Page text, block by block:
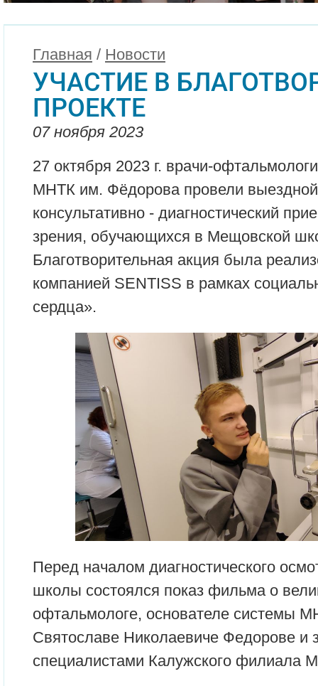
Главная / Новости
УЧАСТИЕ В
ПРОЕКТЕ
07 ноября 2023
27 октября 2023 г. врачи-
МНТК им. Фёдорова провели выездной
консультативно - диагностический
зрения, обучающихся в Мещовской
Благотворительная акция была
компанией SENTISS в рамках
сердца».
Перед началом диагностического
школы состоялся показ фильма о
офтальмологе, основателе системы
Святославе Николаевиче Федорове и
специалистами Калужского филиала